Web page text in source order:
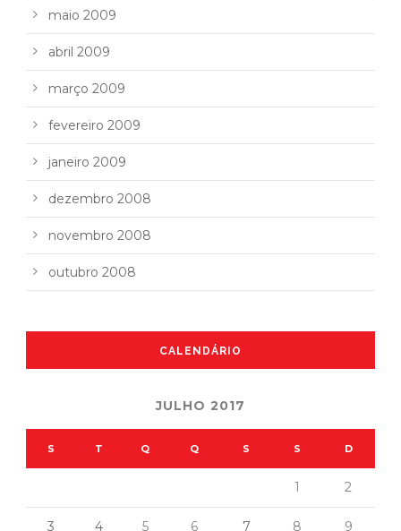
maio 2009
abril 2009
março 2009
fevereiro 2009
janeiro 2009
dezembro 2008
novembro 2008
outubro 2008
CALENDÁRIO
JULHO 2017
S T Q Q S S D
1 2
3 4 5 6 7 8 9